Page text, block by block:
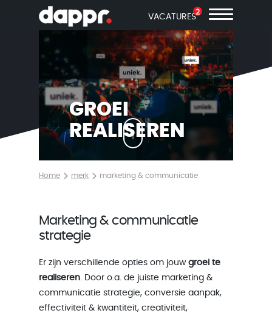
VACATURES
2
GROEI
REALISEREN
Home merk marketing & communicatie
Marketing & communicatie
strategie
Er zijn verschillende opties om jouw groei te
realiseren. Door o.a. de juiste marketing &
communicatie strategie, conversie aanpak,
effectiviteit & kwantiteit, creativiteit,